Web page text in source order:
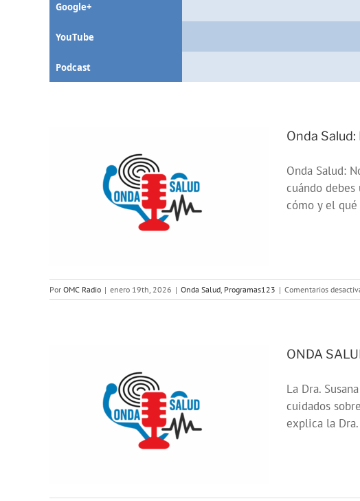
Google+
YouTube
Podcast
Onda
Onda Salud:
cuándo
cómo y el
Por OMC Radio | enero 19th, 2026 | Onda Salud, Programas123 | Comentarios
ONDA
La Dra.
cuidados
explica la